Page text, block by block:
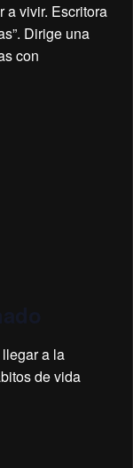
a vivir. Escritora
Dirige una
con
a la
de vida